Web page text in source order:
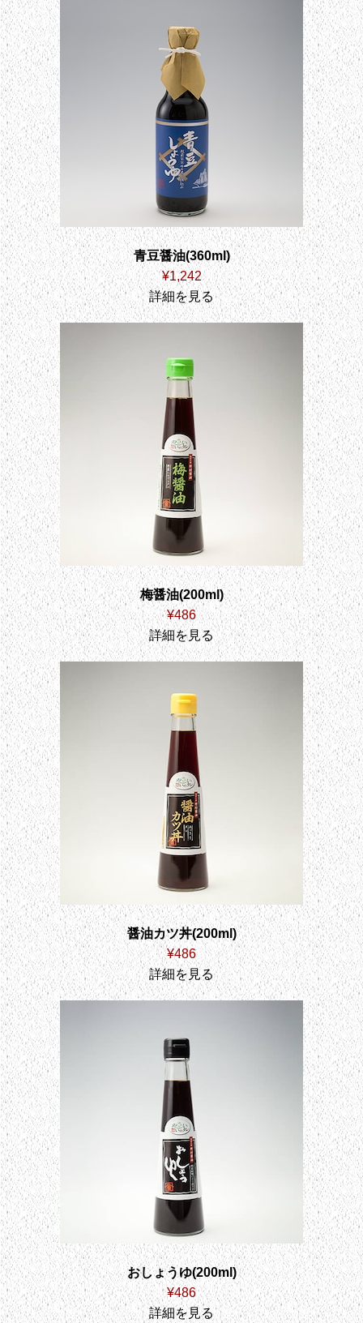
青豆醤油(360ml)
¥1,242
詳細を見る
梅醤油(200ml)
¥486
詳細を見る
醤油カツ丼(200ml)
¥486
詳細を見る
おしょうゆ(200ml)
¥486
詳細を見る